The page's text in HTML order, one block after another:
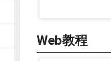
Web教程